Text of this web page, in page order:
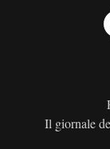
Il giornale